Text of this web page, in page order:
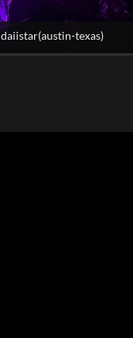
daiistar(austin-texas)